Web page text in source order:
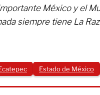
México y el
siempre tiene La
Estado de México